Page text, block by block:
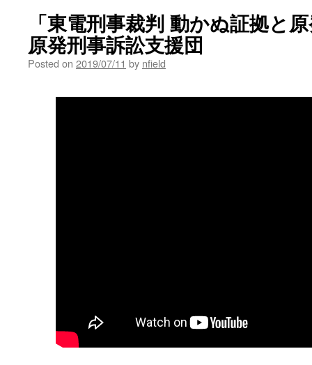
「東電刑事裁判 動かぬ証拠と
原発刑事訴訟支援団
Posted on 2019/07/11 by nfield